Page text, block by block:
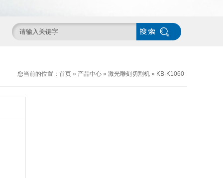
您当前的位置： 首页 » 产品中心 » 激光雕刻切割机 » KB-K1060